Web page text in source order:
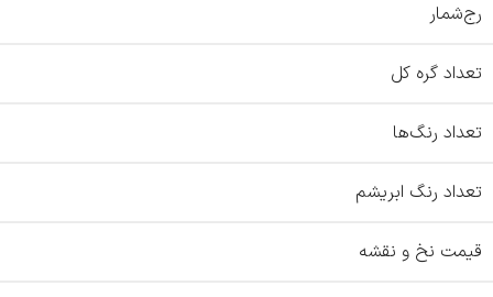
رج‌شمار
تعداد گره کل
تعداد رنگ‌ها
تعداد رنگ ابریشم
قیمت نخ و نقشه